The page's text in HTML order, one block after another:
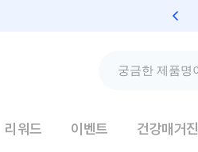
리워드 이벤트 건강매거진